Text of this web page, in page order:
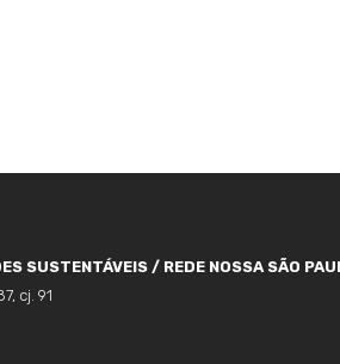
SUSTENTÁVEIS / REDE NOSSA SÃO
cj. 91